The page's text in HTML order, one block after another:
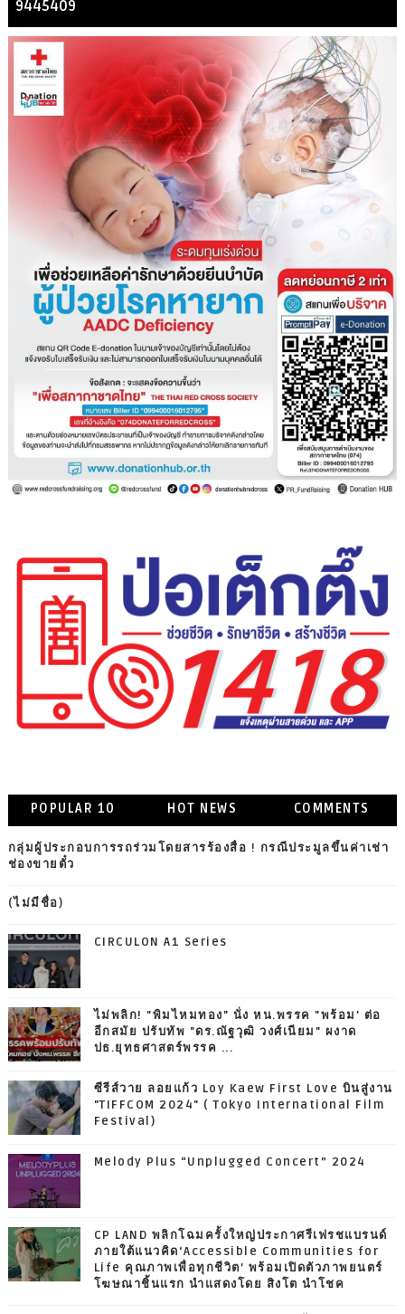
9445409
POPULAR 10 HOT NEWS COMMENTS
กลุ่มผู้ประกอบการรถร่วมโดยสารร้องสื่อ ! กรณีประมูลขึ้นค่าเช่า
ช่องขายตั๋ว
(ไม่มีชื่อ)
CIRCULON A1 Series
ไม่พลิก! "พิมไหมทอง" นั่ง หน.พรรค "พร้อม' ต่อ
อีกสมัย ปรับทัพ "ดร.ณัฐวุฒิ วงศ์เนียม" ผงาด
ปธ.ยุทธศาสตร์พรรค ...
ซีรีส์วาย ลอยแก้ว Loy Kaew First Love บินสู่งาน
"TIFFCOM 2024" ( Tokyo International Film
Festival)
Melody Plus “Unplugged Concert” 2024
CP LAND พลิกโฉมครั้งใหญ่ประกาศรีเฟรชแบรนด์
ภายใต้แนวคิด‘Accessible Communities for
Life คุณภาพเพื่อทุกชีวิต’ พร้อมเปิดตัวภาพยนตร์
โฆษณาชิ้นแรก นำแสดงโดย สิงโต นำโชค